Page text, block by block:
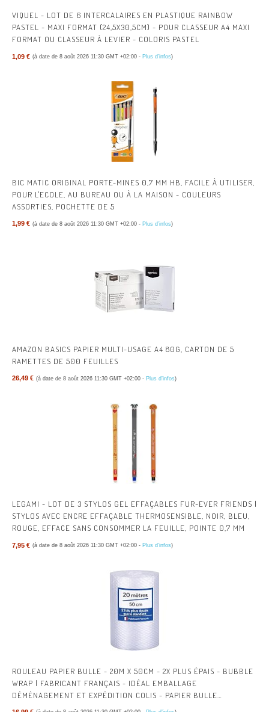
VIQUEL - LOT DE 6 INTERCALAIRES EN PLASTIQUE RAINBOW
PASTEL - MAXI FORMAT (24,5X30,5CM) - POUR CLASSEUR A4 MAXI
FORMAT OU CLASSEUR À LEVIER - COLORIS PASTEL
1,09 € (à date de 8 août 2026 11:30 GMT +02:00 - Plus d’infos)
BIC MATIC ORIGINAL PORTE-MINES 0,7 MM HB, FACILE À UTILISER,
POUR L'ECOLE, AU BUREAU OU À LA MAISON - COULEURS
ASSORTIES, POCHETTE DE 5
1,99 € (à date de 8 août 2026 11:30 GMT +02:00 - Plus d’infos)
AMAZON BASICS PAPIER MULTI-USAGE A4 80G, CARTON DE 5
RAMETTES DE 500 FEUILLES
26,49 € (à date de 8 août 2026 11:30 GMT +02:00 - Plus d’infos)
LEGAMI - LOT DE 3 STYLOS GEL EFFAÇABLES FUR-EVER FRIENDS |
STYLOS AVEC ENCRE EFFAÇABLE THERMOSENSIBLE, NOIR, BLEU,
ROUGE, EFFACE SANS CONSOMMER LA FEUILLE, POINTE 0,7 MM
7,95 € (à date de 8 août 2026 11:30 GMT +02:00 - Plus d’infos)
ROULEAU PAPIER BULLE - 20M X 50CM - 2X PLUS ÉPAIS - BUBBLE
WRAP | FABRICANT FRANÇAIS - IDÉAL EMBALLAGE
DÉMÉNAGEMENT ET EXPÉDITION COLIS - PAPIER BULLE
ÉPAISSEUR RENFORCÉE